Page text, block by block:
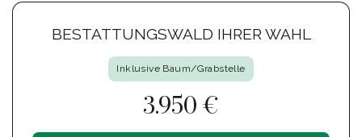
BESTATTUNGSWALD IHRER WAHL
Inklusive Baum/Grabstelle
3.950 €